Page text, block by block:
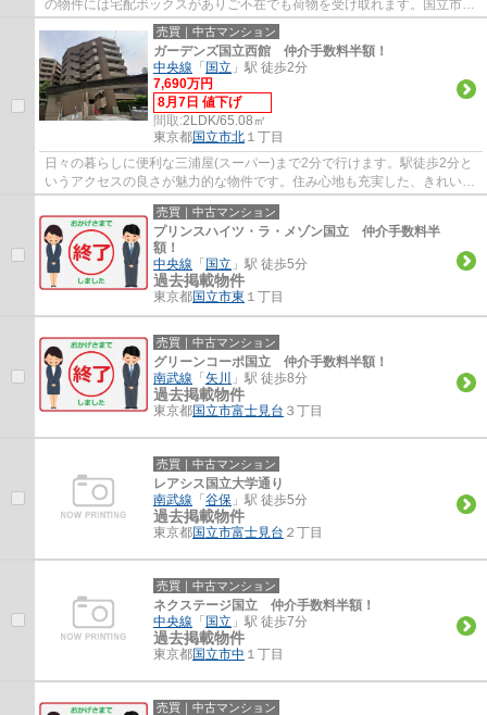
の物件には宅配ボックスがありご不在でも荷物を受け取れます。国立市エ
リアで生活を始めるのであれば、中央線国立...
売買｜中古マンション
ガーデンズ国立西館 仲介手数料半額！
中央線 「 国立 」駅 徒歩2分
7,690万円
8月7日 値下げ
間取:2LDK/65.08㎡
東京都国立市北 １丁目
日々の暮らしに便利な三浦屋(スーパー)まで2分で行けます。駅徒歩2分と
いうアクセスの良さが魅力的な物件です。住み心地も充実した、きれいな
中古マンションです。エージーホームは確...
売買｜中古マンション
プリンスハイツ・ラ・メゾン国立 仲介手数料半
額！
中央線 「 国立 」駅 徒歩5分
過去掲載物件
東京都国立市東 １丁目
売買｜中古マンション
グリーンコーポ国立 仲介手数料半額！
南武線 「 矢川 」駅 徒歩8分
過去掲載物件
東京都国立市富士見台 ３丁目
売買｜中古マンション
レアシス国立大学通り
南武線 「 谷保 」駅 徒歩5分
過去掲載物件
東京都国立市富士見台 ２丁目
売買｜中古マンション
ネクステージ国立 仲介手数料半額！
中央線 「 国立 」駅 徒歩7分
過去掲載物件
東京都国立市中 １丁目
売買｜中古マンション